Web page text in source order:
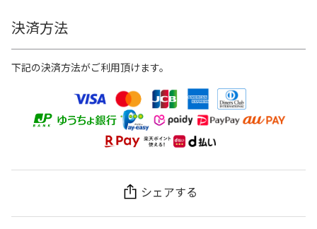
決済方法
下記の決済方法がご利用頂けます。
シェアする